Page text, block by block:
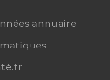
annuaire